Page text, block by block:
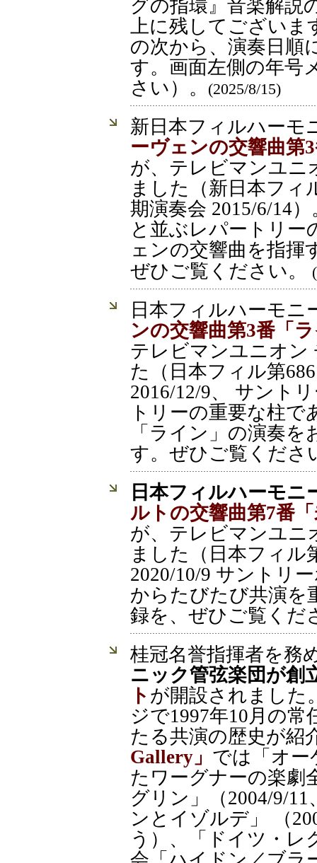
グの指環』音楽解説
上に残してございま
の次から、演奏日順
す。画面左側の年号
さい）。
(2025/8/15)
新日本フィルハーモ
ーヴェンの交響曲第
が、テレビマンユニ
ました（新日本フィ
期演奏会 2015/6/14
と並ぶレパートリー
ェンの交響曲を指揮
ぜひご覧ください。
日本フィルハーモニ
ンの交響曲第3番「
テレビマンユニオン
た（日本フィル第
2016/12/9、 サント
トリーの重要な柱
「ライン」の演奏
す。ぜひご覧くださ
日本フィルハーモニ
ルトの交響曲第7番
が、テレビマンユニ
ました（日本フィル
2020/10/9 サントリ
からたびたび共演を
録を、ぜひご覧くだ
桂冠名誉指揮者を務
ニック管弦楽団が創
ト が開設されました
ジで1997年10月の
たる共演の歴史が紹
Gallery」 では「オー
たワーグナーの楽劇
グリン」（2004/9/
ンとイゾルデ」 （
う）、「ドイツ・レ